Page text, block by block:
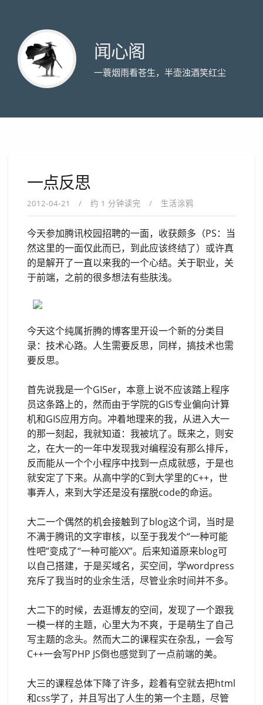
闻心阁
一蓑烟雨看苍生，半壶浊酒笑红尘
一点反思
2012-04-21 约 1 分钟读完 生活涂鸦
今天参加腾讯校园招聘的一面，收获颇多（PS：当
然这里的一面仅此而已，到此应该终结了）或许真
的是解开了一直以来我的一个心结。关于职业，关
于前端，之前的很多想法有些肤浅。
今天这个纯属折腾的博客里开设一个新的分类目
录：技术心路。人生需要反思，同样，搞技术也需
要反思。
首先说我是一个GISer，本意上说不应该踏上程序
员这条路上的，然而由于学院的GIS专业偏向计算
机和GIS应用方向。冲着地理来的我，从进入大一
的那一刻起，我就知道：我被坑了。既来之，则安
之，在大一的一年中发现我对编程没有那么排斥，
反而能从一个个小程序中找到一点成就感，于是也
就安定了下来。从高中学的C到大学里的C++，世
事弄人，来到大学还是没有摆脱code的命运。
大二一个偶然的机会接触到了blog这个词，当时是
不满于腾讯的文字审核，以至于我发个“一种可能
性吧”变成了“一种可能XX”。后来知道原来blog可
以自己搭建，于是买域名，买空间，学wordpress
充斥了我当时的业余生活，尽管业余时间并不多。
大二下的时候，去逛博友的空间，发现了一个跟我
一模一样的主题，心里大为不爽，于是萌生了自己
写主题的念头。然而大二的课程实在杂乱，一会写
C++一会写PHP JS倒也感觉到了一点前端的美。
大三的课程总体下降了许多，趁着有空就去把html
和css学了，并且写出了人生的第一个主题，尽管